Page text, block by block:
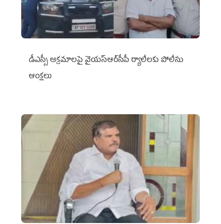
డీఎస్సీ అక్రమాలపై వైయ‌స్ఆర్‌సీపీ ర్యాలీలకు పోలీసు
ఆంక్షలు